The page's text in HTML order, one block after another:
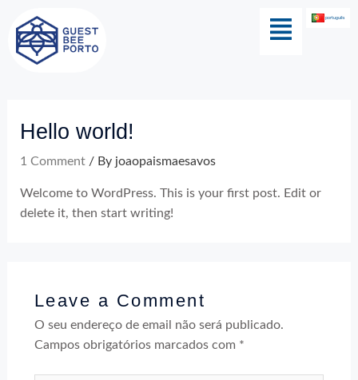
content
Menu português
Hello world!
1 Comment / By joaopaismaesavos
Welcome to WordPress. This is your first post. Edit or
delete it, then start writing!
Leave a Comment
O seu endereço de email não será publicado.
Campos obrigatórios marcados com *